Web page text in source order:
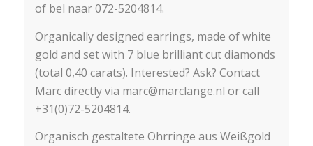
of bel naar 072-5204814.
Organically designed earrings, made of white
gold and set with 7 blue brilliant cut diamonds
(total 0,40 carats). Interested? Ask? Contact
Marc directly via marc@marclange.nl or call
+31(0)72-5204814.
Organisch gestaltete Ohrringe aus Weißgold